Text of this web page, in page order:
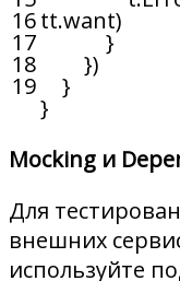
16
17
18
19
tt.want)
}
})
}
}
Mocking и
Для
внешних
используйте